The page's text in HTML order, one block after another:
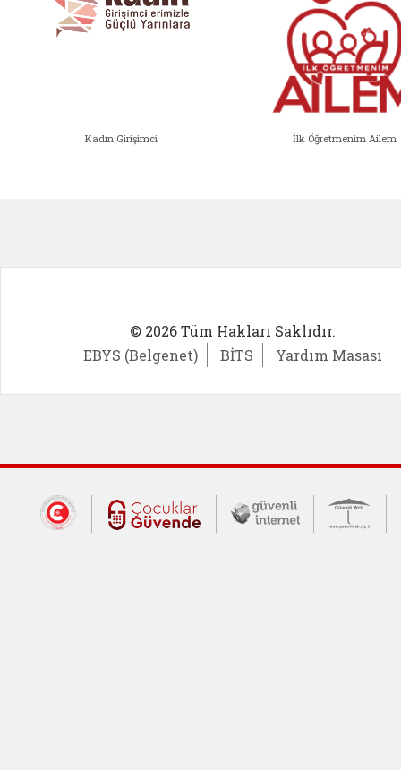
Kadın Girişimci İlk Öğretmenim Ailem
© 2026 Tüm Hakları Saklıdır.
EBYS (Belgenet)
BİTS Yardım Masası
Dış Bağlantılar
Cumhurbaşkanlığı İletişim Merkezi
Çocuklar Güvende (yeni
Güvenli